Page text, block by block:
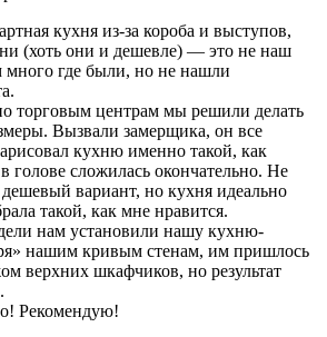
кухня из-за короба и выступов,
(хоть они и дешевле) — это не наш
где были, но не нашли
торговым центрам мы решили делать
Вызвали замерщика, он все
кухню именно такой, как
голове сложилась окончательно. Не
вариант, но кухня идеально
такой, как мне нравится.
нам установили нашу кухню-
нашим кривым стенам, им пришлось
верхних шкафчиков, но результат
Рекомендую!